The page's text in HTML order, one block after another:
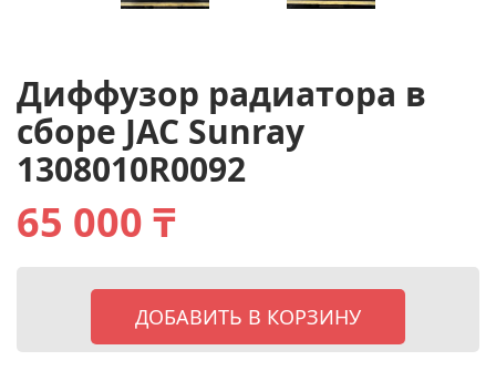
Диффузор радиатора в
сборе JAC Sunray
1308010R0092
65 000 ₸
ДОБАВИТЬ В КОРЗИНУ